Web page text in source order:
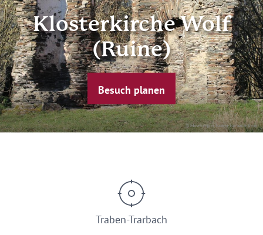
© Moselregion Traben-Trarbach-Kröv
Klosterkirche Wolf
(Ruine)
Besuch planen
Traben-Trarbach